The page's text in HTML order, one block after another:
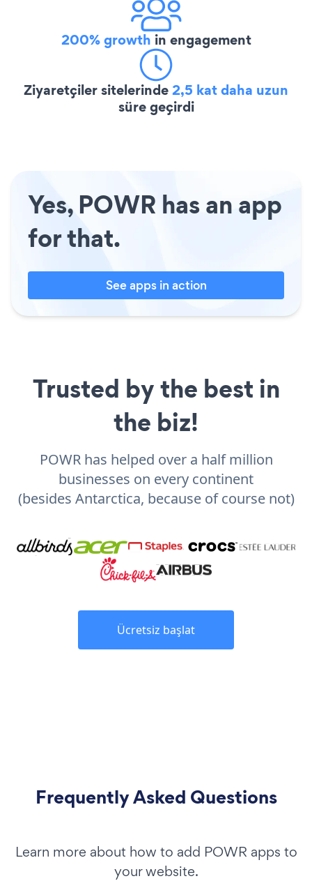
200% growth in engagement
Ziyaretçiler sitelerinde2,5 kat daha uzun
süre geçirdi
Yes, POWR has an app
for that.
See apps in action
Trusted by the best in
the biz!
POWR has helped over a half million
businesses on every continent
(besides Antarctica, because of course not)
Ücretsiz başlat
Frequently Asked Questions
Learn more about how to add POWR apps to
your website.